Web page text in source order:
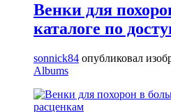
Венки для
каталоге по
sonnick84 опубликовал
Albums